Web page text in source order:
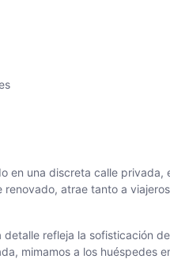
en una discreta calle
atrae tanto a
refleja la sofisticación
mimamos a los huéspedes